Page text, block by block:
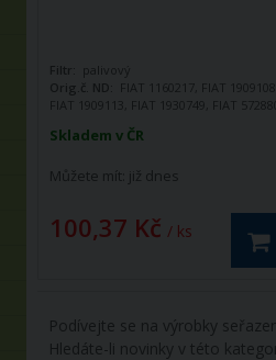
Skladem v ČR
Můžete mít: již dnes
100,37 Kč / ks
Filtr: palivový
Orig.č. ND: FIAT 1160217, FIAT 1909108,
FIAT 1909113, FIAT 1930749, FIAT 572880,
HOLAND 1909113, SAME 0.003.1413.0,
0.003.1413.0, LAMBORGHINI
Poznámka:Nejedná se o originální
náhradní díl
Podívejte se na výrobky
Hledáte-li novinky v této